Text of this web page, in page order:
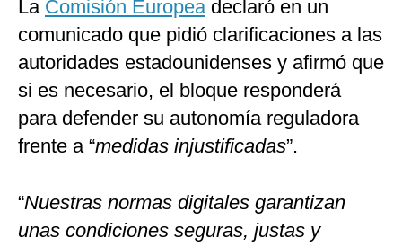
La Comisión Europeadeclaró en un
comunicado que pidió clarificaciones a las
autoridades estadounidenses y afirmó que
si es necesario, el bloque responderá
para defender su autonomía reguladora
frente a “medidas injustificadas”.
“Nuestras normas digitales garantizan
unas condiciones seguras, justas y